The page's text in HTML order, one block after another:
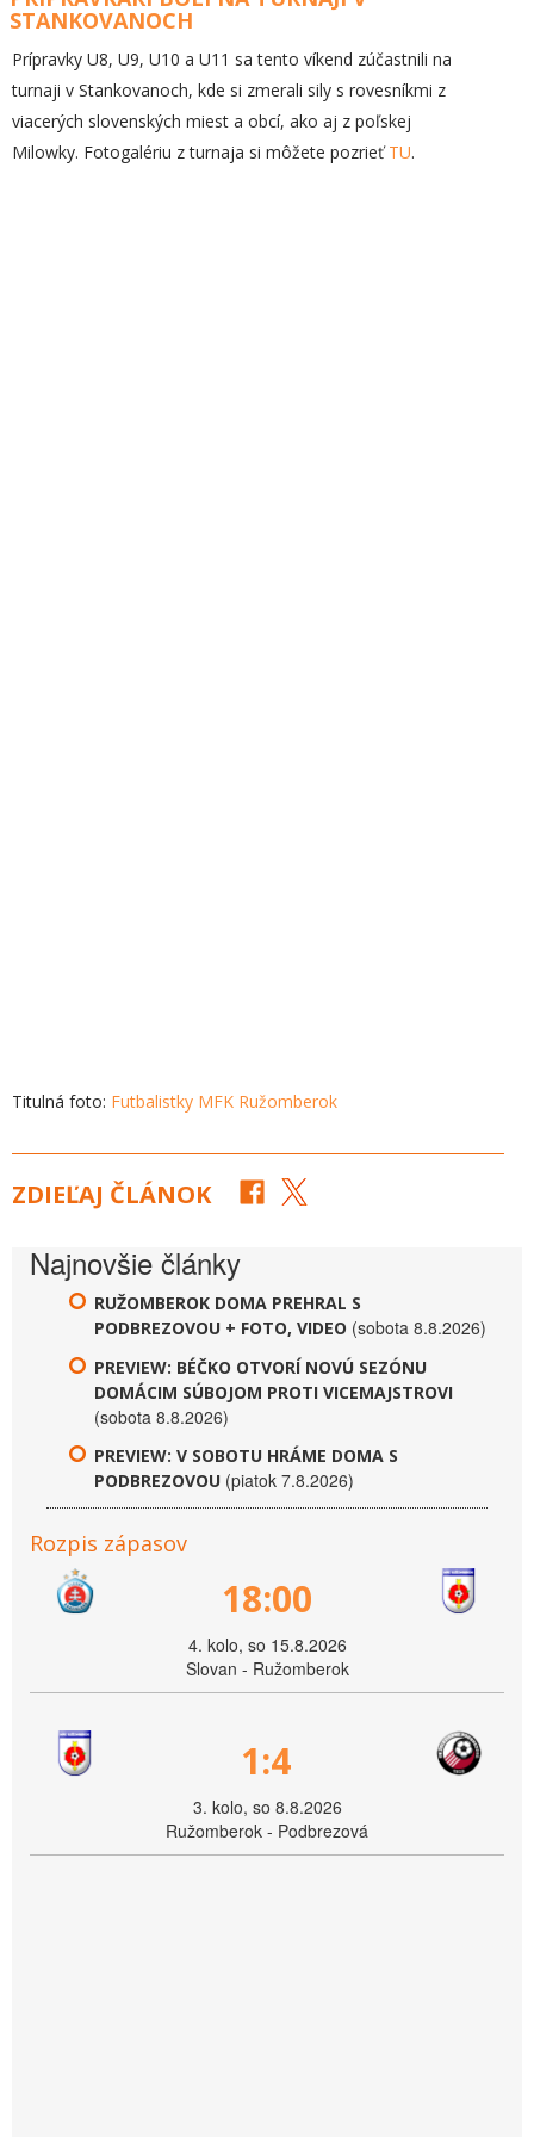
STANKOVANOCH
Prípravky U8, U9, U10 a U11 sa tento víkend zúčastnili na
turnaji v Stankovanoch, kde si zmerali sily s rovesníkmi z
viacerých slovenských miest a obcí, ako aj z poľskej
Milowky. Fotogalériu z turnaja si môžete pozrieťTU.
Titulná foto: Futbalistky MFK Ružomberok
ZDIEĽAJ ČLÁNOK
Najnovšie články
RUŽOMBEROK DOMA PREHRAL S
PODBREZOVOU + FOTO, VIDEO (sobota 8.8.2026)
PREVIEW: BÉČKO OTVORÍ NOVÚ SEZÓNU
DOMÁCIM SÚBOJOM PROTI VICEMAJSTROVI
(sobota 8.8.2026)
PREVIEW: V SOBOTU HRÁME DOMA S
PODBREZOVOU (piatok 7.8.2026)
Rozpis zápasov
18:00
4. kolo, so 15.8.2026
Slovan - Ružomberok
1:4
3. kolo, so 8.8.2026
Ružomberok - Podbrezová